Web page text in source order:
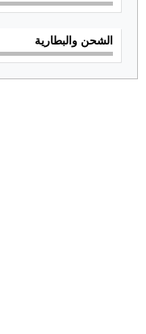
الشحن والبطارية